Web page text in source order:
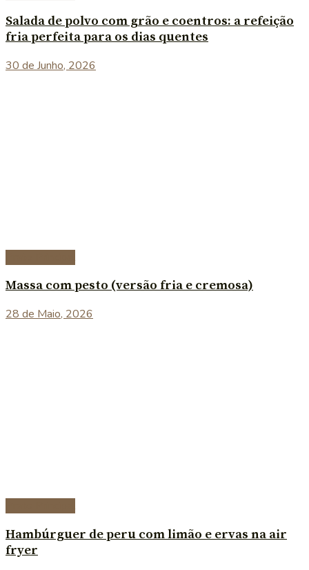
Salada de polvo com grão e coentros: a refeição
fria perfeita para os dias quentes
30 de Junho, 2026
Massa com pesto (versão fria e cremosa)
28 de Maio, 2026
Hambúrguer de peru com limão e ervas na air
fryer